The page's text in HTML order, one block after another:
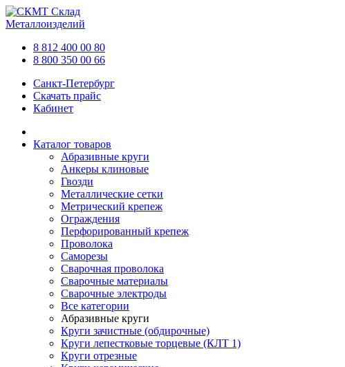
Склад
Металлоизделий
8 812 400 00 80
8 800 350 00 66
Санкт-Петербург
Скачать прайс
Кабинет
Каталог товаров
Абразивные круги
Анкеры клиновые
Гвозди
Металлические сетки
Метрический крепеж
Ограждения
Перфорированный крепеж
Проволока
Саморезы
Сварочная проволока
Сварочные материалы
Сварочные электроды
Все категории
Абразивные круги
Круги зачистные (обдирочные)
Круги лепестковые торцевые (КЛТ 1)
Круги отрезные